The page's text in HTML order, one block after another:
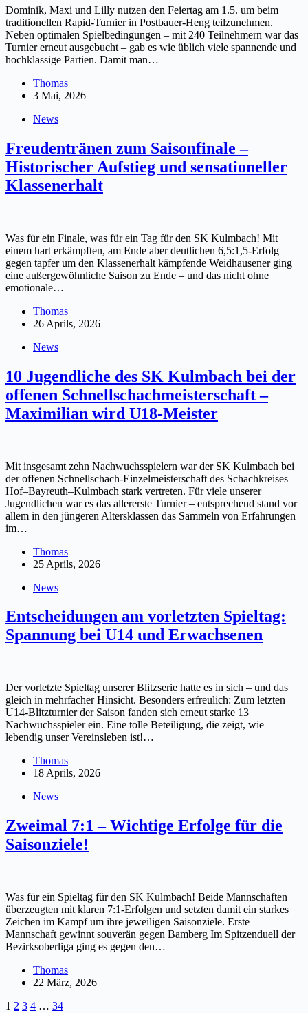
Dominik, Maxi und Lilly nutzen den Feiertag am 1.5. um beim
traditionellen Rapid-Turnier in Postbauer-Heng teilzunehmen.
Neben optimalen Spielbedingungen – mit 240 Teilnehmern war das
Turnier erneut ausgebucht – gab es wie üblich viele spannende und
hochklassige Partien. Damit man…
Thomas
3 Mai, 2026
News
Freudentränen zum Saisonfinale –
Historischer Aufstieg und sensationeller
Klassenerhalt
Was für ein Finale, was für ein Tag für den SK Kulmbach! Mit
einem hart erkämpften, am Ende aber deutlichen 6,5:1,5-Erfolg
gegen tapfer um den Klassenerhalt kämpfende Weidhausener ging
eine außergewöhnliche Saison zu Ende – und das nicht ohne
emotionale…
Thomas
26 Aprils, 2026
News
10 Jugendliche des SK Kulmbach bei der
offenen Schnellschachmeisterschaft –
Maximilian wird U18-Meister
Mit insgesamt zehn Nachwuchsspielern war der SK Kulmbach bei
der offenen Schnellschach-Einzelmeisterschaft des Schachkreises
Hof–Bayreuth–Kulmbach stark vertreten. Für viele unserer
Jugendlichen war es das allererste Turnier – entsprechend stand vor
allem in den jüngeren Altersklassen das Sammeln von Erfahrungen
im…
Thomas
25 Aprils, 2026
News
Entscheidungen am vorletzten Spieltag:
Spannung bei U14 und Erwachsenen
Der vorletzte Spieltag unserer Blitzserie hatte es in sich – und das
gleich in mehrfacher Hinsicht. Besonders erfreulich: Zum letzten
U14-Blitzturnier der Saison fanden sich erneut starke 13
Nachwuchsspieler ein. Eine tolle Beteiligung, die zeigt, wie
lebendig unser Vereinsleben ist!…
Thomas
18 Aprils, 2026
News
Zweimal 7:1 – Wichtige Erfolge für die
Saisonziele!
Was für ein Spieltag für den SK Kulmbach! Beide Mannschaften
überzeugten mit klaren 7:1-Erfolgen und setzten damit ein starkes
Zeichen im Kampf um ihre jeweiligen Saisonziele. Erste
Mannschaft gewinnt souverän gegen Bamberg Im Spitzenduell der
Bezirksoberliga ging es gegen den…
Thomas
22 März, 2026
1 2 3 4 … 34